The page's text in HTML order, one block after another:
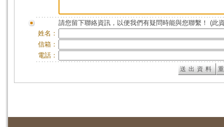
請您留下聯絡資訊，以便我們有疑問時能與您聯繫！ (此
姓名：
信箱：
電話：